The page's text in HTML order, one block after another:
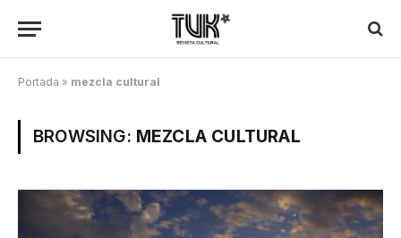
Portada » mezcla cultural
BROWSING: MEZCLA CULTURAL